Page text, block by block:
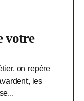
votre
on repère
les